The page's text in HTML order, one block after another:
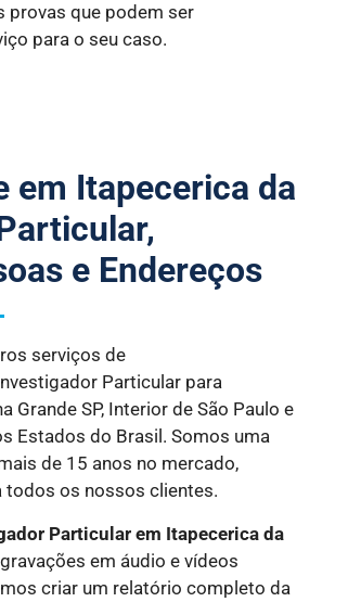
provas que podem ser
para o seu caso.
em Itapecerica da
e Endereços
serviços de
Particular para
Grande SP, Interior de São Paulo e
Estados do Brasil. Somos uma
de 15 anos no mercado,
os nossos clientes.
Particularem Itapecerica da
em áudio e vídeos
criar um relatório completo da